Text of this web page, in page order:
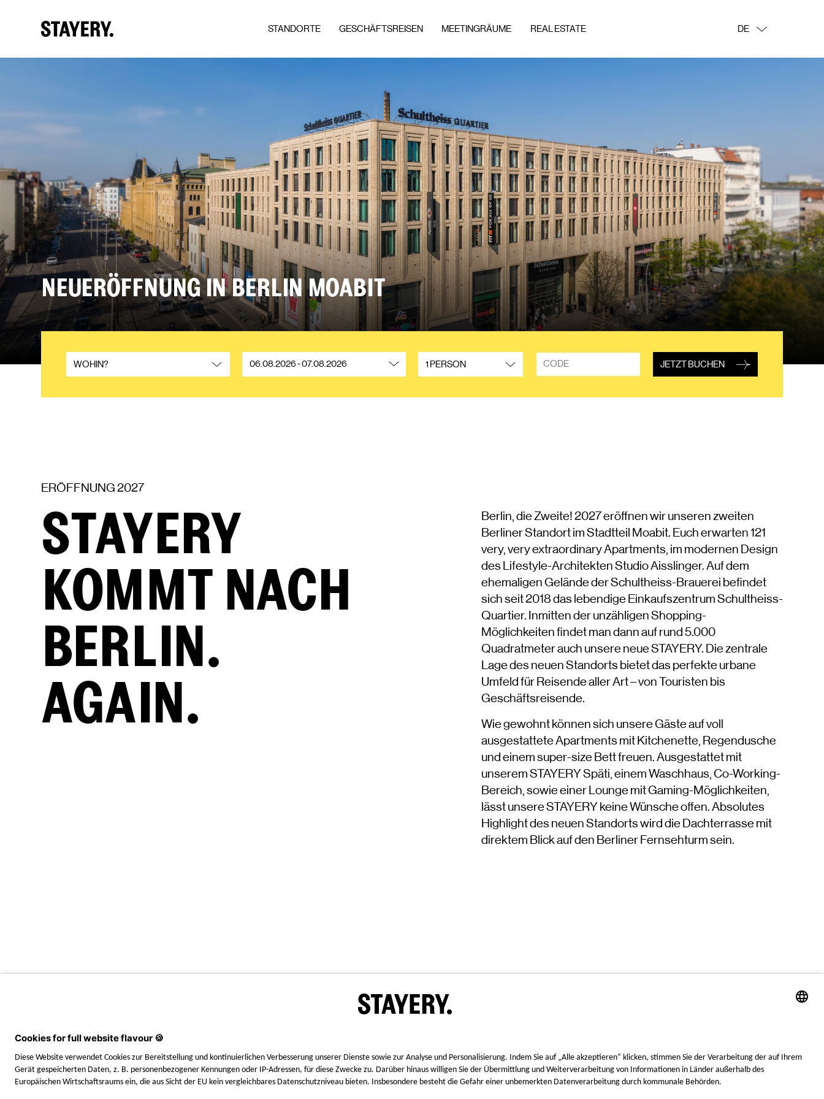
STANDORTE GESCHÄFTSREISEN MEETINGRÄUME REAL ESTATE DE
NEUERÖFFNUNG IN BERLIN MOABIT
auswählen
WOHIN? 1 PERSON JETZT BUCHEN
ERÖFFNUNG 2027
STAYERY
KOMMT NACH
BERLIN.
AGAIN.
Berlin, die Zweite! 2027 eröffnen wir unseren zweiten
Berliner Standort im Stadtteil Moabit. Euch erwarten 121
very, very extraordinary Apartments, im modernen Design
des Lifestyle-Architekten Studio Aisslinger. Auf dem
ehemaligen Gelände der Schultheiss-Brauerei befindet
sich seit 2018 das lebendige Einkaufszentrum Schultheiss-
Quartier. Inmitten der unzähligen Shopping-
Möglichkeiten findet man dann auf rund 5.000
Quadratmeter auch unsere neue STAYERY. Die zentrale
Lage des neuen Standorts bietet das perfekte urbane
Umfeld für Reisende aller Art – von Touristen bis
Geschäftsreisende.
Wie gewohnt können sich unsere Gäste auf voll
ausgestattete Apartments mit Kitchenette, Regendusche
und einem super-size Bett freuen. Ausgestattet mit
unserem STAYERY Späti, einem Waschhaus, Co-Working-
Bereich, sowie einer Lounge mit Gaming-Möglichkeiten,
lässt unsere STAYERY keine Wünsche offen. Absolutes
Highlight des neuen Standorts wird die Dachterrasse mit
direktem Blick auf den Berliner Fernsehturm sein.